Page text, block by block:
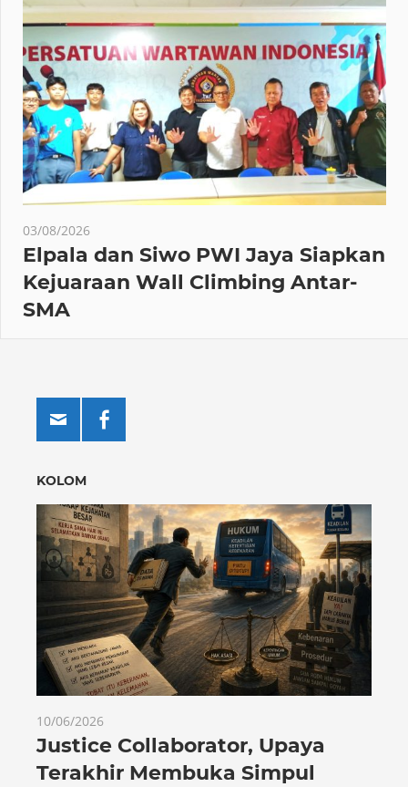
03/08/2026
Elpala dan Siwo PWI Jaya Siapkan
Kejuaraan Wall Climbing Antar-
SMA
KOLOM
10/06/2026
Justice Collaborator, Upaya
Terakhir Membuka Simpul